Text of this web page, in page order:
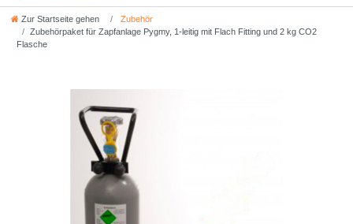
Zur Startseite gehen
Zubehör
Zubehörpaket für Zapfanlage Pygmy, 1-leitig mit Flach Fitting und 2 kg CO2
Flasche